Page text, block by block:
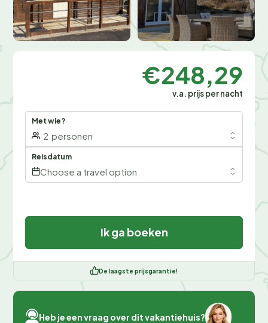
€248,29
v.a. prijs per nacht
Met wie?
2 personen
Reisdatum
Choose a travel option
Ik ga boeken
De laagste prijsgarantie!
Heb je een vraag over dit vakantiehuis?